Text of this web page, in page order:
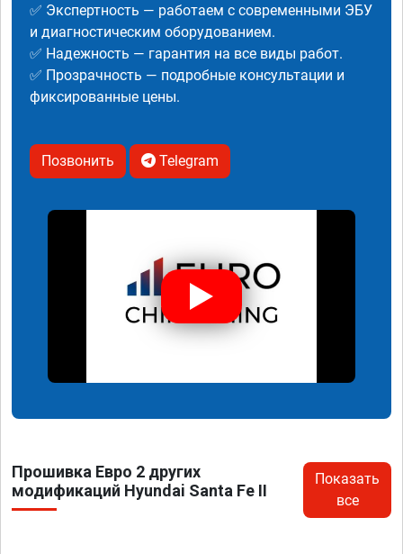
✅ Экспертность — работаем с современными ЭБУ
и диагностическим оборудованием.
✅ Надежность — гарантия на все виды работ.
✅ Прозрачность — подробные консультации и
фиксированные цены.
Позвонить Telegram
Прошивка Евро 2 других
модификаций Hyundai Santa Fe II
Показать
все